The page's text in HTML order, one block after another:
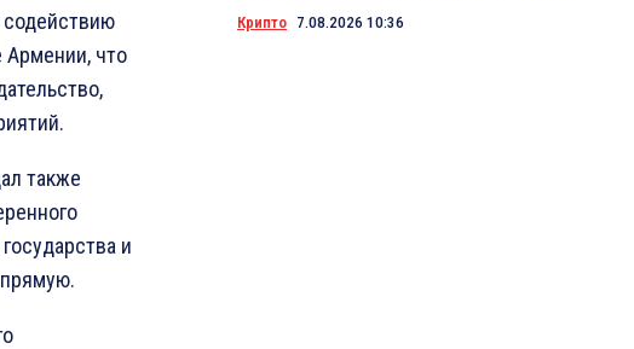
содействию
Армении, что
также
и
Крипто 7.08.2026 10:36